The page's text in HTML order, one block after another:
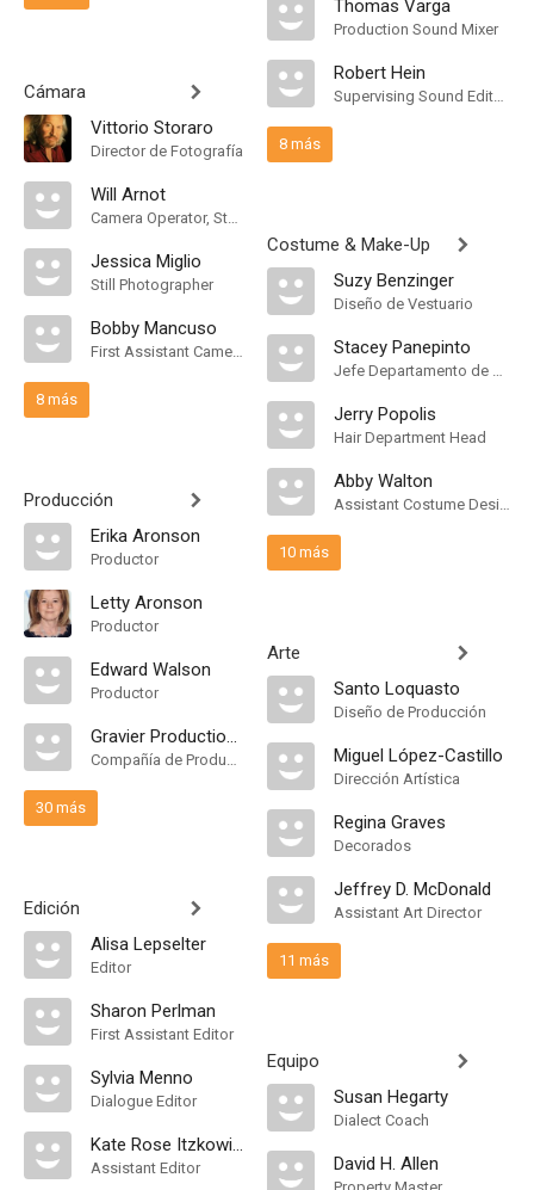
Cámara
Vittorio Storaro
Director de Fotografía
Will Arnot
Camera Operator, Steadicam Operator
Jessica Miglio
Still Photographer
Bobby Mancuso
First Assistant Camera
8 más
Producción
Erika Aronson
Productor
Letty Aronson
Productor
Edward Walson
Productor
Gravier Productions
Compañía de Produccion
30 más
Edición
Alisa Lepselter
Editor
Sharon Perlman
First Assistant Editor
Sylvia Menno
Dialogue Editor
Kate Rose Itzkowitz
Assistant Editor
Thomas Varga
Production Sound Mixer
Robert Hein
Supervising Sound Editor, Mezclador de Re-Grabación de Sonido
8 más
Costume & Make-Up
Suzy Benzinger
Diseño de Vestuario
Stacey Panepinto
Jefe Departamento de Maquillaje
Jerry Popolis
Hair Department Head
Abby Walton
Assistant Costume Designer
10 más
Arte
Santo Loquasto
Diseño de Producción
Miguel López-Castillo
Dirección Artística
Regina Graves
Decorados
Jeffrey D. McDonald
Assistant Art Director
11 más
Equipo
Susan Hegarty
Dialect Coach
David H. Allen